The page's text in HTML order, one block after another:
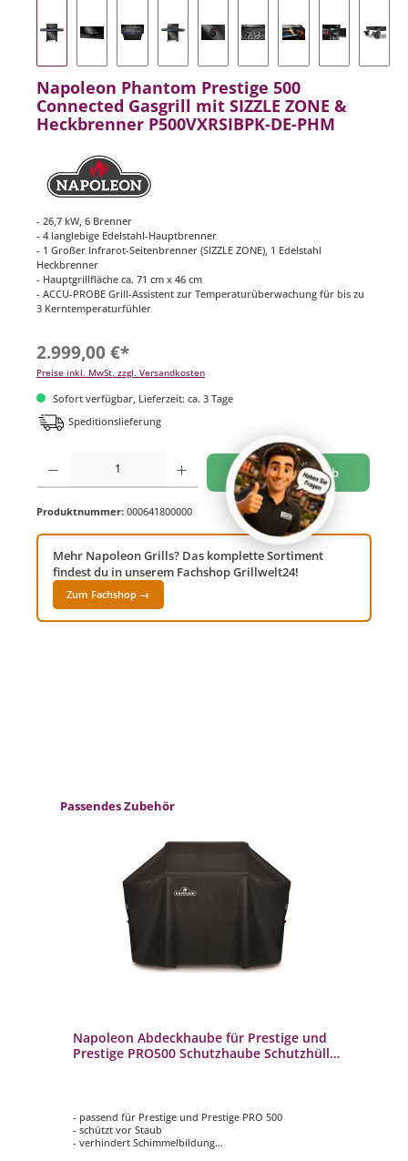
Napoleon Phantom Prestige 500
Connected Gasgrill mit SIZZLE ZONE &
Heckbrenner P500VXRSIBPK-DE-PHM
- 26,7 kW, 6 Brenner
- 4 langlebige Edelstahl-Hauptbrenner
- 1 Großer Infrarot-Seitenbrenner (SIZZLE ZONE), 1 Edelstahl
Heckbrenner
- Hauptgrillfläche ca. 71 cm x 46 cm
- ACCU-PROBE Grill-Assistent zur Temperaturüberwachung für bis zu
3 Kerntemperaturfühler
2.999,00 €*
Preise inkl. MwSt. zzgl. Versandkosten
Sofort verfügbar, Lieferzeit: ca. 3 Tage
Speditionslieferung
Produkt Anzahl: Gib den gewünschten Wert ein oder benutze die Schaltflächen um
In den Warenkorb
Produktnummer: 000641800000
Mehr Napoleon Grills? Das komplette Sortiment
findest du in unserem Fachshop Grillwelt24!
Zum Fachshop →
Produktgalerie überspringen
Passendes Zubehör
Napoleon Abdeckhaube für Prestige und
Prestige PRO500 Schutzhaube Schutzhülle
- passend für Prestige und Prestige PRO 500
- schützt vor Staub
- verhindert Schimmelbildung